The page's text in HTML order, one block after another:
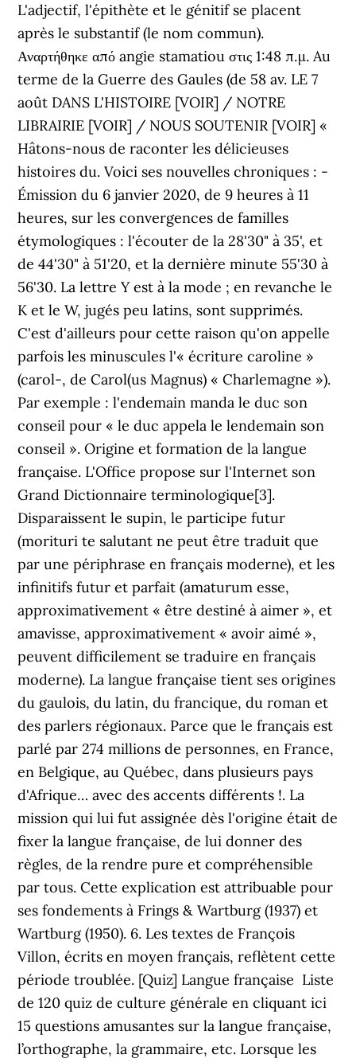
L'adjectif, l'épithète et le génitif se placent
après le substantif (le nom commun).
Αναρτήθηκε από angie stamatiou στις 1:48 π.μ. Au
terme de la Guerre des Gaules (de 58 av. LE 7
août DANS L'HISTOIRE [VOIR] / NOTRE
LIBRAIRIE [VOIR] / NOUS SOUTENIR [VOIR] «
Hâtons-nous de raconter les délicieuses
histoires du. Voici ses nouvelles chroniques : -
Émission du 6 janvier 2020, de 9 heures à 11
heures, sur les convergences de familles
étymologiques : l'écouter de la 28'30" à 35', et
de 44'30" à 51'20, et la dernière minute 55'30 à
56'30. La lettre Y est à la mode ; en revanche le
K et le W, jugés peu latins, sont supprimés.
C'est d'ailleurs pour cette raison qu'on appelle
parfois les minuscules l'« écriture caroline »
(carol-, de Carol(us Magnus) « Charlemagne »).
Par exemple : l'endemain manda le duc son
conseil pour « le duc appela le lendemain son
conseil ». Origine et formation de la langue
française. L'Office propose sur l'Internet son
Grand Dictionnaire terminologique[3].
Disparaissent le supin, le participe futur
(morituri te salutant ne peut être traduit que
par une périphrase en français moderne), et les
infinitifs futur et parfait (amaturum esse,
approximativement « être destiné à aimer », et
amavisse, approximativement « avoir aimé »,
peuvent difficilement se traduire en français
moderne). La langue française tient ses origines
du gaulois, du latin, du francique, du roman et
des parlers régionaux. Parce que le français est
parlé par 274 millions de personnes, en France,
en Belgique, au Québec, dans plusieurs pays
d'Afrique… avec des accents différents !. La
mission qui lui fut assignée dès l'origine était de
fixer la langue française, de lui donner des
règles, de la rendre pure et compréhensible
par tous. Cette explication est attribuable pour
ses fondements à Frings & Wartburg (1937) et
Wartburg (1950). 6. Les textes de François
Villon, écrits en moyen français, reflètent cette
période troublée. [Quiz] Langue française ️ Liste
de 120 quiz de culture générale en cliquant ici
15 questions amusantes sur la langue française,
l’orthographe, la grammaire, etc. Lorsque les